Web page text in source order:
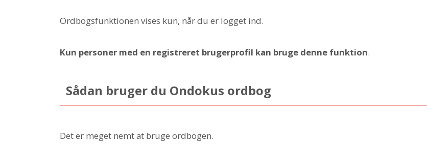
Ordbogsfunktionen vises kun, når du er logget ind.
Kun personer med en registreret brugerprofil kan bruge denne funktion.
Sådan bruger du Ondokus ordbog
Det er meget nemt at bruge ordbogen.